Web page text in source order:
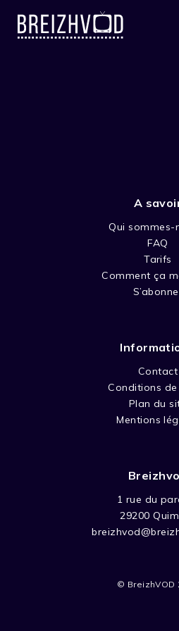
A
Qui sommes-
FAQ
Tarifs
Comment ça
Contact
Conditions de
Plan du
Mentions
1 rue du
29200
© BreizhVOD